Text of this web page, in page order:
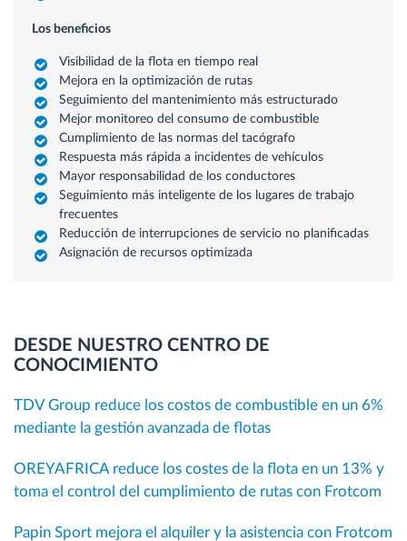
Los beneficios
Visibilidad de la flota en tiempo real
Mejora en la optimización de rutas
Seguimiento del mantenimiento más estructurado
Mejor monitoreo del consumo de combustible
Cumplimiento de las normas del tacógrafo
Respuesta más rápida a incidentes de vehículos
Mayor responsabilidad de los conductores
Seguimiento más inteligente de los lugares de trabajo
frecuentes
Reducción de interrupciones de servicio no planificadas
Asignación de recursos optimizada
DESDE NUESTRO CENTRO DE
CONOCIMIENTO
TDV Group reduce los costos de combustible en un 6%
mediante la gestión avanzada de flotas
OREYAFRICA reduce los costes de la flota en un 13% y
toma el control del cumplimiento de rutas con Frotcom
Papin Sport mejora el alquiler y la asistencia con Frotcom